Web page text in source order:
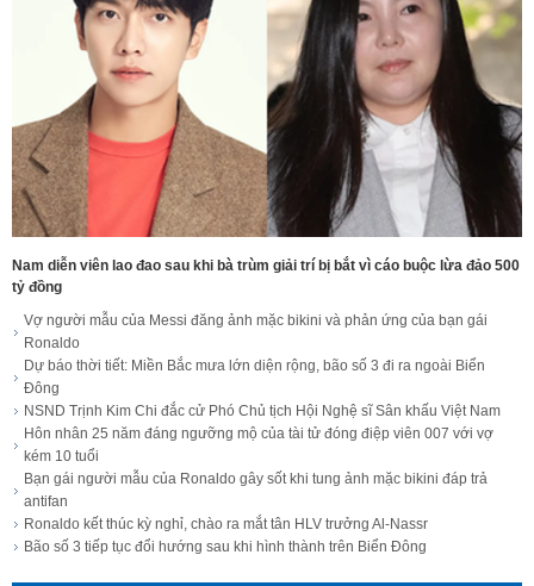
Nam diễn viên lao đao sau khi bà trùm giải trí bị bắt vì cáo buộc lừa đảo 500
tỷ đồng
Vợ người mẫu của Messi đăng ảnh mặc bikini và phản ứng của bạn gái
Ronaldo
Dự báo thời tiết: Miền Bắc mưa lớn diện rộng, bão số 3 đi ra ngoài Biển
Đông
NSND Trịnh Kim Chi đắc cử Phó Chủ tịch Hội Nghệ sĩ Sân khấu Việt Nam
Hôn nhân 25 năm đáng ngưỡng mộ của tài tử đóng điệp viên 007 với vợ
kém 10 tuổi
Bạn gái người mẫu của Ronaldo gây sốt khi tung ảnh mặc bikini đáp trả
antifan
Ronaldo kết thúc kỳ nghỉ, chào ra mắt tân HLV trưởng Al-Nassr
Bão số 3 tiếp tục đổi hướng sau khi hình thành trên Biển Đông